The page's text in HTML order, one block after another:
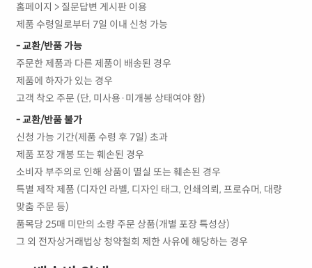
홈페이지 > 질문답변 게시판 이용
제품 수령일로부터 7일 이내 신청 가능
- 교환/반품 가능
주문한 제품과 다른 제품이 배송된 경우
제품에 하자가 있는 경우
고객 착오 주문 (단, 미사용·미개봉 상태여야 함)
- 교환/반품 불가
신청 가능 기간(제품 수령 후 7일) 초과
제품 포장 개봉 또는 훼손된 경우
소비자 부주의로 인해 상품이 멸실 또는 훼손된 경우
특별 제작 제품 (디자인 라벨, 디자인 태그, 인쇄의뢰, 프로슈머, 대량
맞춤 주문 등)
품목당 25매 미만의 소량 주문 상품(개별 포장 특성상)
그 외 전자상거래법상 청약철회 제한 사유에 해당하는 경우